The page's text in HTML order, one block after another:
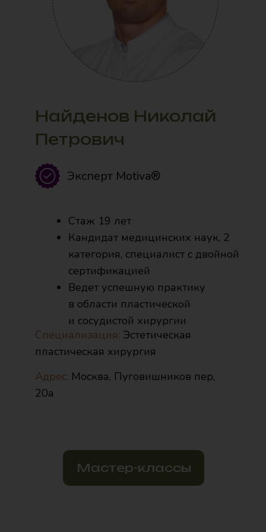
Эксперт Motiva®
Евгеньевич
Специализация:Эстетическая
Стаж 13 лет
Ведущий пластический
заведующий отделения
пер, 20а